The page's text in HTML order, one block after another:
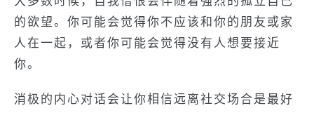
的欲望。你可能会觉得你不应该和你的朋友或家
人在一起，或者你可能会觉得没有人想要接近
你。
消极的内心对话会让你相信远离社交场合是最好